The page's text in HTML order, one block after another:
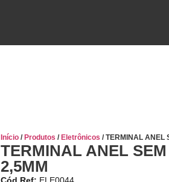
Início / Produtos / Eletrônicos / TERMINAL ANEL
TERMINAL ANEL
2,5MM